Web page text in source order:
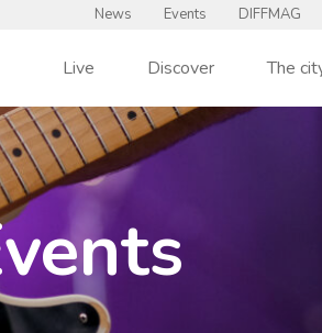
News Events DIFFMAG
Live Discover The